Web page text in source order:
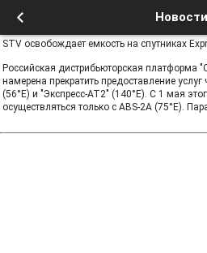
Новости
STV освобождает емкость на спутниках
Российская дистрибьюторская платформа
намерена прекратить предоставление услуг
(56°Е) и "Экспресс-АТ2" (140°Е). С 1 мая
осуществляться только с ABS-2A (75°E).